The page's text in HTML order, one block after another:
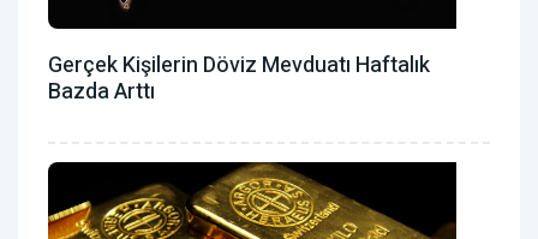
Gerçek Kişilerin Döviz Mevduatı Haftalık
Bazda Arttı